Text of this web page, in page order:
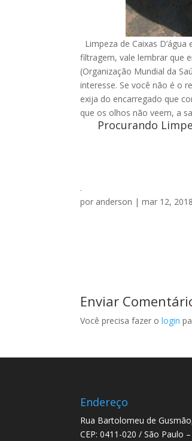
Limpeza de Caixas
filtragem, vale lembrar que
(Organização Mundial da
interesse. Se você não é o
exija do encarregado que
que os olhos não veem, a
Procurando
.
por anderson |mar 12, 2018
Enviar
Você precisa fazer ologin
Endereço
Rua Bartolomeu de
CEP: 0411-020 / São Paulo –